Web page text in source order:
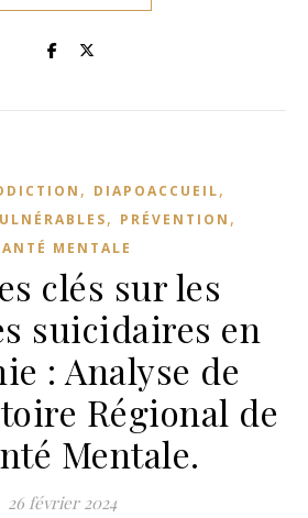
, DIAPOACCUEIL,
, PRÉVENTION ,
MENTALE
clés sur les
suicidaires en
: Analyse de
Régional de
Mentale.
26 février 2024